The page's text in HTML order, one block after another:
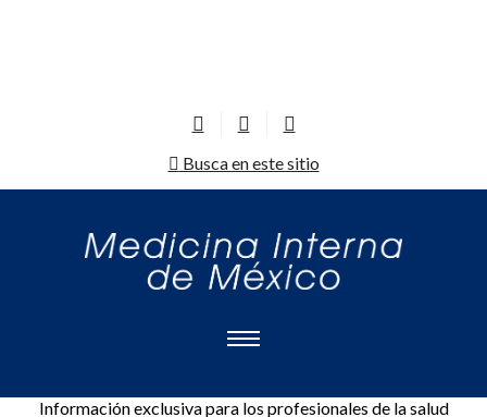
Busca en este sitio
Información exclusiva para los profesionales de la salud